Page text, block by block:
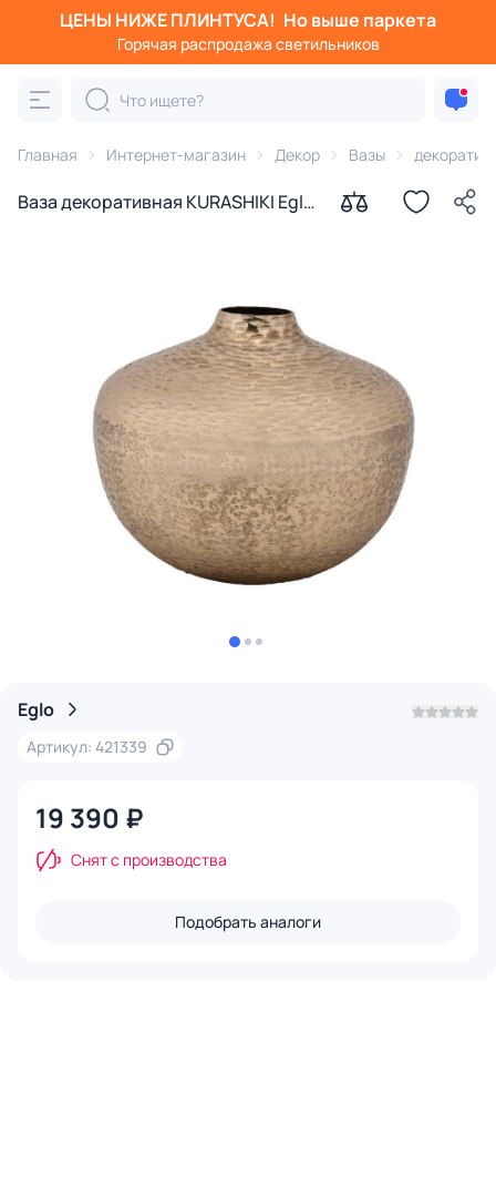
ЦЕНЫ НИЖЕ ПЛИНТУСА! Но выше паркета
Горячая распродажа светильников
Главная Интернет-магазин Декор Вазы
Ваза декоративная KURASHIKI Eglo
Eglo
Артикул: 421339
19 390 ₽
Снят с производства
Подобрать аналоги